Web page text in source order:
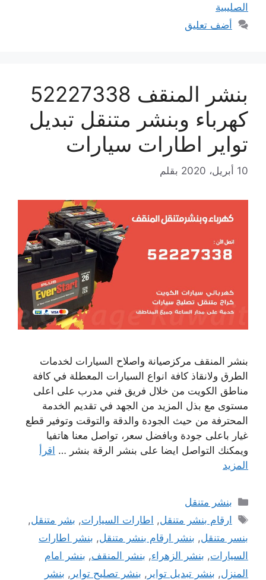
الصليبية
أضف تعليق
بنشر المنقف 52227338
كهرباء وبنشر متنقل تبديل
تواير اطارات سيارات
10 أبريل، 2020 بقلم
بنشر المنقف مركزصيانة واصلاح السيارات لخدمات
الطرق ولانقاذ كافة انواع السيارات المعطلة في كافة
مناطق الكويت من خلال فريق فني مدرب على اعلى
مستوى مع بذل المزيد من الجهد في تقديم الخدمة
المحترفة من حيث الجودة والدقة والتوقت وتوفير قطع
غيار باعلى جودة وبافضل سعر، تواصل معنا هاتفيا
ويمكنك التواصل ايضا على بنشر الرقة بنشر … اقرأ
المزيد
التصنيفات
بنشر متنقل
الوسوم
ارقام بنشر متنقل, اطارات السيارات, بشر متنقل,
بنسر متنقل, بنشر ارقام بنشر متنقل, بنشر اطارات
السيارات, بنشر الزهراء, بنشر المنقف, بنشر امام
المنزل, بنشر تبديل تواير , بنشر تصليح تواير , بنشر